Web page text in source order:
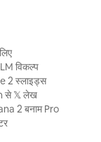
विकल्प
2 स्लाइड्स
से 𝕏 लेख
2 बनाम Pro